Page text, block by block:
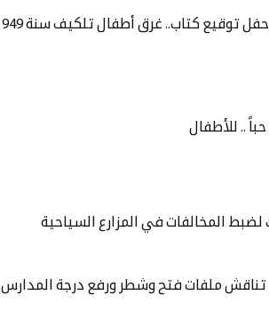
توقيع كتاب.. غرق أطفال تلكيف سنة 1949
.. للأطفال
لضبط المخالفات في المزارع السياحية
تناقش ملفات فتح وشطر ورفع درجة المدارس